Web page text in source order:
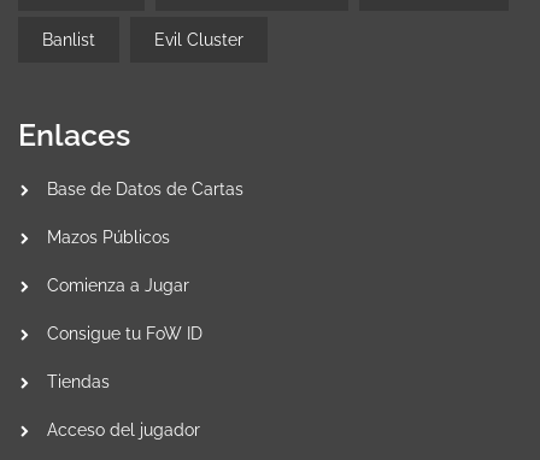
Banlist Evil Cluster
Enlaces
Base de Datos de Cartas
Mazos Públicos
Comienza a Jugar
Consigue tu FoW ID
Tiendas
Acceso del jugador